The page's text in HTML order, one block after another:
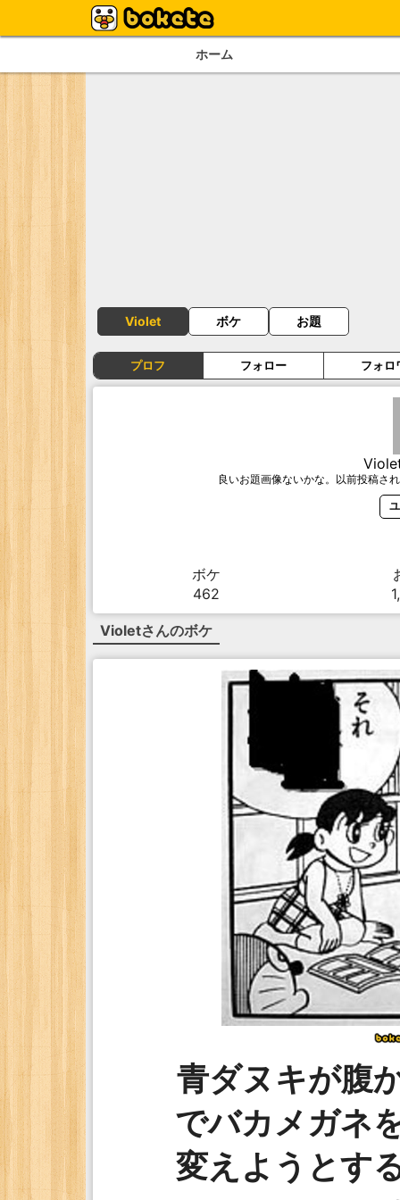
ホーム
Violet ボケ お題
プロフ フォロー フォロ
良いお題画像ないかな。以前投稿さ
ボケ
462
Violetさんのボケ
青ダヌキが腹
でバカメガネ
変えようとす